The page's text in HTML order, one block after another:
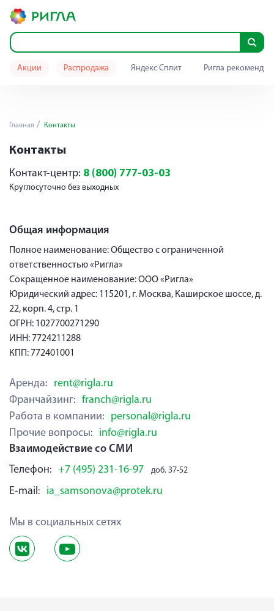
Акции Распродажа Яндекс Сплит Ригла
Главная Контакты
Контакты
Контакт-центр: 8 (800) 777-03-03
Круглосуточно без выходных
Общая информация
Полное наименование: Общество с ограниченной
ответственностью «Ригла»
Сокращенное наименование: ООО «Ригла»
Юридический адрес: 115201, г. Москва, Каширское шоссе, д.
22, корп. 4, стр. 1
ОГРН: 1027700271290
ИНН: 7724211288
КПП: 772401001
Аренда:
rent@rigla.ru
Франчайзинг:
franch@rigla.ru
Работа в компании:
personal@rigla.ru
Прочие вопросы:
info@rigla.ru
Взаимодействие со СМИ
Телефон: +7 (495) 231-16-97 доб. 37-52
E-mail: ia_samsonova@protek.ru
Мы в социальных сетях